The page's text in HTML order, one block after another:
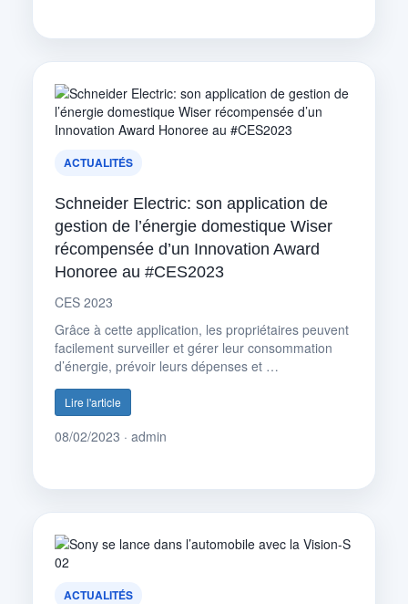
ACTUALITÉS
Schneider Electric: son application de
gestion de l’énergie domestique Wiser
récompensée d’un Innovation Award
Honoree au #CES2023
CES 2023
Grâce à cette application, les propriétaires peuvent
facilement surveiller et gérer leur consommation
d’énergie, prévoir leurs dépenses et …
Lire l'article
08/02/2023 · admin
ACTUALITÉS